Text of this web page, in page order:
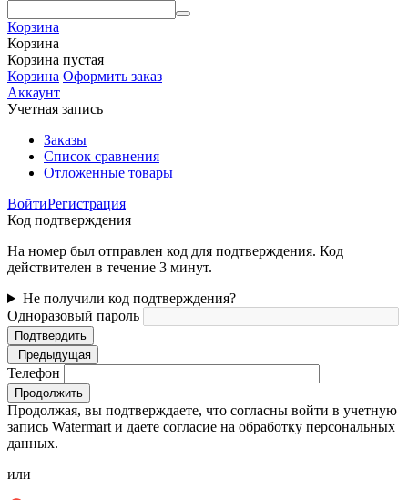
Корзина
Корзина
Корзина пустая
Корзина Оформить заказ
Аккаунт
Учетная запись
Заказы
Список сравнения
Отложенные товары
ВойтиРегистрация
Код подтверждения
На номер был отправлен код для подтверждения. Код
действителен в течение 3 минут.
Не получили код подтверждения?
Одноразовый пароль
Подтвердить
Предыдущая
Телефон
Продолжить
Продолжая, вы подтверждаете, что согласны войти в учетную
запись Watermart и даете согласие на обработку персональных
данных.
или